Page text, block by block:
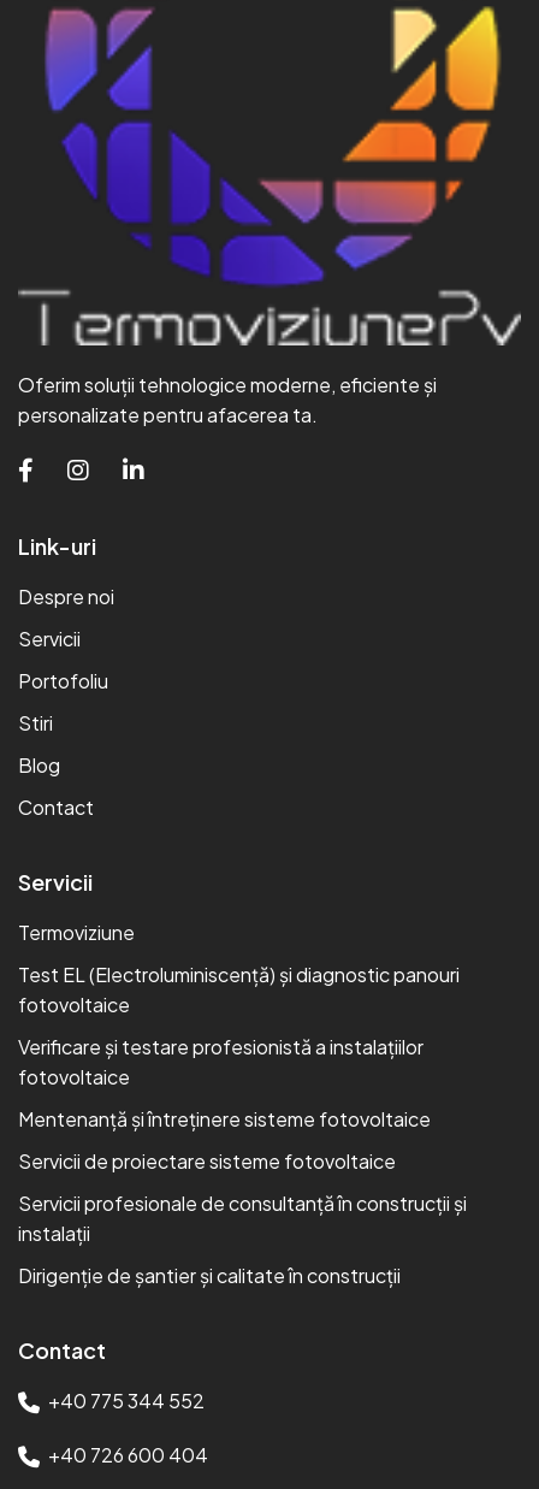
Oferim soluții tehnologice moderne, eficiente și
personalizate pentru afacerea ta.
Link-uri
Despre noi
Servicii
Portofoliu
Stiri
Blog
Contact
Servicii
Termoviziune
Test EL (Electroluminiscență) și diagnostic panouri
fotovoltaice
Verificare și testare profesionistă a instalațiilor
fotovoltaice
Mentenanță și întreținere sisteme fotovoltaice
Servicii de proiectare sisteme fotovoltaice
Servicii profesionale de consultanță în construcții și
instalații
Dirigenție de șantier și calitate în construcții
Contact
+40 775 344 552
+40 726 600 404